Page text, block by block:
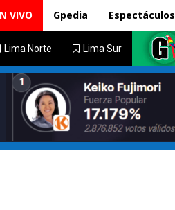
VIVO Gpedia Espectáculos
Lima Norte Lima Sur